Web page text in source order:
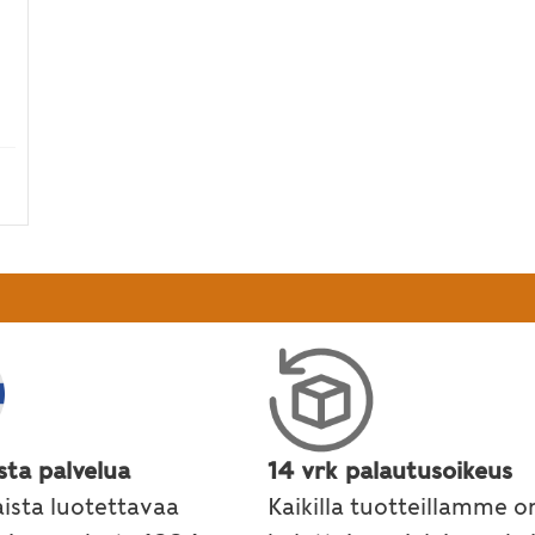
palvelua
luotettavaa
14 vrk palautusoikeus
Kaikilla tuotteillamme